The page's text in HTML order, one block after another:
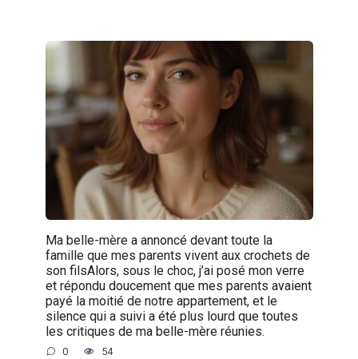
Ma belle-mère a annoncé devant toute la
famille que mes parents vivent aux crochets de
son filsAlors, sous le choc, j’ai posé mon verre
et répondu doucement que mes parents avaient
payé la moitié de notre appartement, et le
silence qui a suivi a été plus lourd que toutes
les critiques de ma belle-mère réunies.
0 54